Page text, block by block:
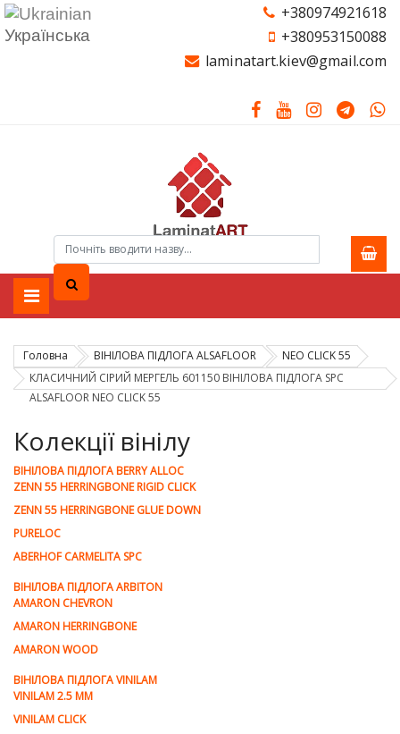
Українська
+380974921618
+380953150088
laminatart.kiev@gmail.com
Головна ВІНІЛОВА ПІДЛОГА ALSAFLOOR
NEO CLICK 55
КЛАСИЧНИЙ СІРИЙ МЕРГЕЛЬ 601150 ВІНІЛОВА ПІДЛОГА SPC
ALSAFLOOR NEO CLICK 55
Колекції вінілу
ВІНІЛОВА ПІДЛОГА BERRY ALLOC
ZENN 55 HERRINGBONE RIGID CLICK
ZENN 55 HERRINGBONE GLUE DOWN
PURELOC
ABERHOF CARMELITA SPC
ВІНІЛОВА ПІДЛОГА ARBITON
AMARON CHEVRON
AMARON HERRINGBONE
AMARON WOOD
ВІНІЛОВА ПІДЛОГА VINILAM
VINILAM 2.5 MM
VINILAM CLICK